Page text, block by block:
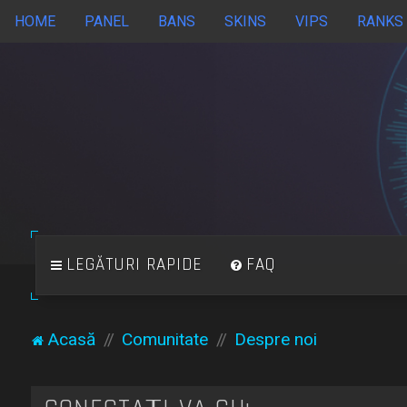
HOME PANEL BANS SKINS VIPS RANKS
LEGĂTURI RAPIDE FAQ
Acasă Comunitate Despre noi